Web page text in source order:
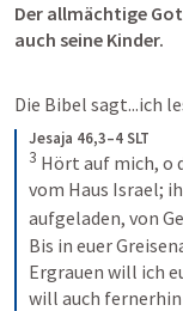
Der allmächtige
auch seine Kinder.
Die Bibel sagt...ich
Jesaja 46,3–4 SLT
3 Hört auf mich, o
vom Haus Israel;
aufgeladen, von
Bis in euer
Ergrauen will ich
will auch